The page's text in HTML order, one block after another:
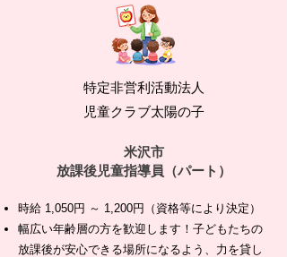
特定非営利活動法人
児童クラブ太陽の子
米沢市
放課後児童指導員（パート）
時給 1,050円 ～ 1,200円（資格等により決定）
幅広い年齢層の方を歓迎します！子どもたちの
放課後が安心できる場所になるよう、力を貸し